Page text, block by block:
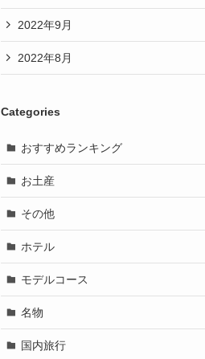
2022年9月
2022年8月
Categories
おすすめランキング
お土産
その他
ホテル
モデルコース
名物
国内旅行